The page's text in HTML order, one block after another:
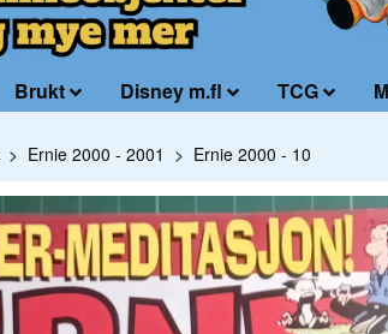
Brukt Disney m.fl TCG
Ernie 2000 - 2001 Ernie 2000 - 10